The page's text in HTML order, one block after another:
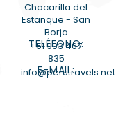
Chacarilla del
Estanque - San
Borja
TELÉFONO:
+51 993 467
835
E-MAIL:
info@perutravels.net